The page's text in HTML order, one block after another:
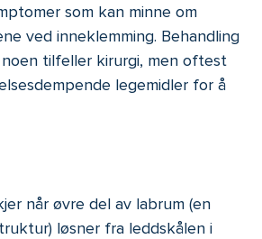
som kan minne om
ved inneklemming. Behandling
tilfeller kirurgi, men oftest
legemidler for å
når øvre del av labrum (en
løsner fra leddskålen i